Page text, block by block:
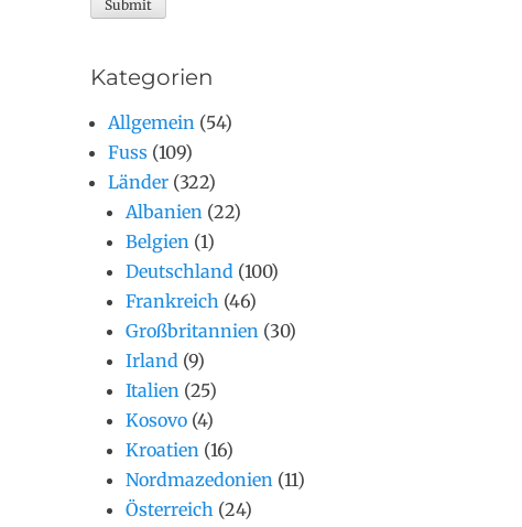
Kategorien
Allgemein (54)
Fuss (109)
Länder (322)
Albanien (22)
Belgien (1)
Deutschland (100)
Frankreich (46)
Großbritannien (30)
Irland (9)
Italien (25)
Kosovo (4)
Kroatien (16)
Nordmazedonien (11)
Österreich (24)